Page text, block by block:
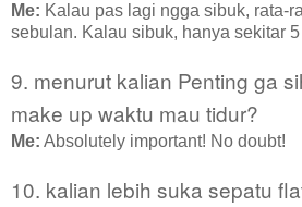
Me: Kalau pas lagi ngga sibuk, rata-
sebulan. Kalau sibuk, hanya sekitar
9. menurut kalian Penting ga
make up waktu mau tidur?
Me: Absolutely important! No doubt!
10. kalian lebih suka sepatu